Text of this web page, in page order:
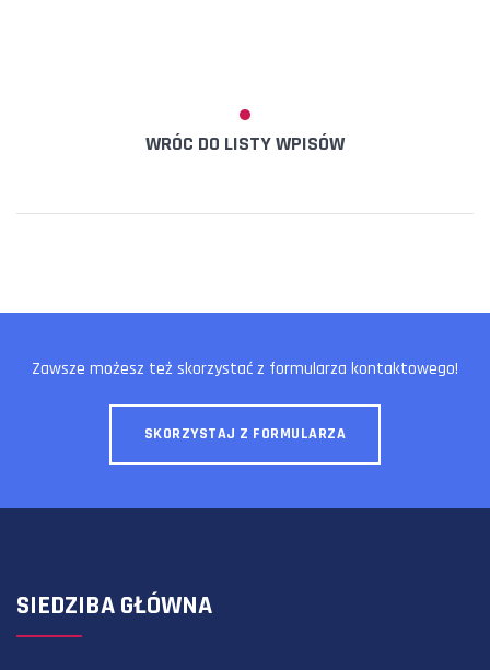
WRÓC DO LISTY WPISÓW
Zawsze możesz też skorzystać z formularza kontaktowego!
SKORZYSTAJ Z FORMULARZA
SIEDZIBA GŁÓWNA